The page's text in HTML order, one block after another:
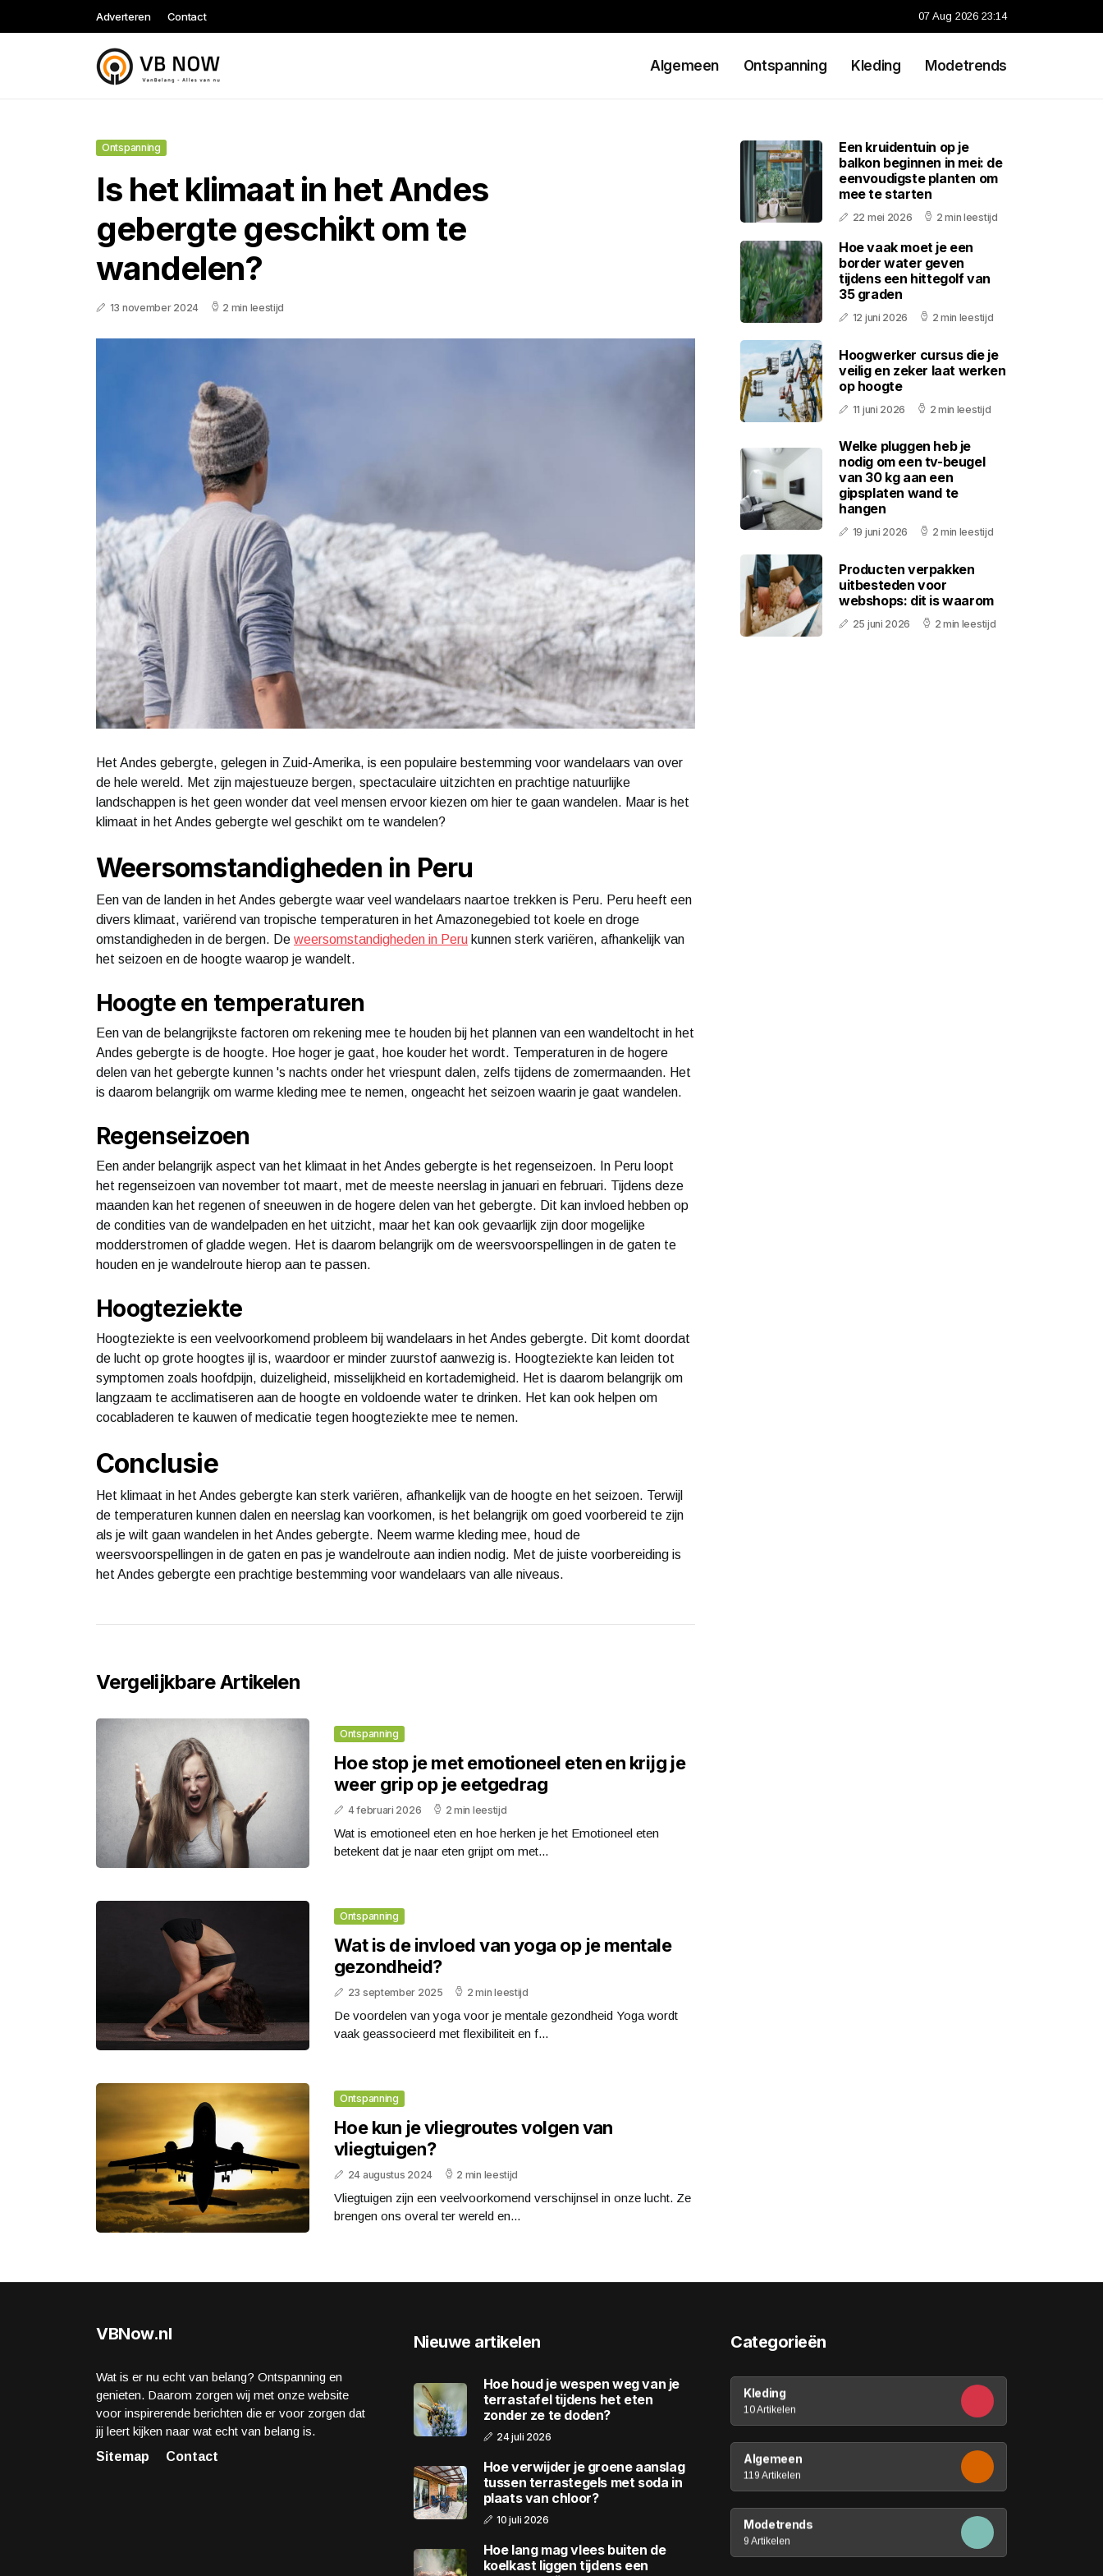
Adverteren Contact 07 Aug 2026 23:14
Algemeen Ontspanning Kleding Modetrends
Ontspanning
Is het klimaat in het Andes
gebergte geschikt om te
wandelen?
13 november 2024 2 min leestijd
Het Andes gebergte, gelegen in Zuid-Amerika, is een populaire bestemming voor wandelaars van over
de hele wereld. Met zijn majestueuze bergen, spectaculaire uitzichten en prachtige natuurlijke
landschappen is het geen wonder dat veel mensen ervoor kiezen om hier te gaan wandelen. Maar is het
klimaat in het Andes gebergte wel geschikt om te wandelen?
Weersomstandigheden in Peru
Een van de landen in het Andes gebergte waar veel wandelaars naartoe trekken is Peru. Peru heeft een
divers klimaat, variërend van tropische temperaturen in het Amazonegebied tot koele en droge
omstandigheden in de bergen. De weersomstandigheden in Peru kunnen sterk variëren, afhankelijk van
het seizoen en de hoogte waarop je wandelt.
Hoogte en temperaturen
Een van de belangrijkste factoren om rekening mee te houden bij het plannen van een wandeltocht in het
Andes gebergte is de hoogte. Hoe hoger je gaat, hoe kouder het wordt. Temperaturen in de hogere
delen van het gebergte kunnen 's nachts onder het vriespunt dalen, zelfs tijdens de zomermaanden. Het
is daarom belangrijk om warme kleding mee te nemen, ongeacht het seizoen waarin je gaat wandelen.
Regenseizoen
Een ander belangrijk aspect van het klimaat in het Andes gebergte is het regenseizoen. In Peru loopt
het regenseizoen van november tot maart, met de meeste neerslag in januari en februari. Tijdens deze
maanden kan het regenen of sneeuwen in de hogere delen van het gebergte. Dit kan invloed hebben op
de condities van de wandelpaden en het uitzicht, maar het kan ook gevaarlijk zijn door mogelijke
modderstromen of gladde wegen. Het is daarom belangrijk om de weersvoorspellingen in de gaten te
houden en je wandelroute hierop aan te passen.
Hoogteziekte
Hoogteziekte is een veelvoorkomend probleem bij wandelaars in het Andes gebergte. Dit komt doordat
de lucht op grote hoogtes ijl is, waardoor er minder zuurstof aanwezig is. Hoogteziekte kan leiden tot
symptomen zoals hoofdpijn, duizeligheid, misselijkheid en kortademigheid. Het is daarom belangrijk om
langzaam te acclimatiseren aan de hoogte en voldoende water te drinken. Het kan ook helpen om
cocabladeren te kauwen of medicatie tegen hoogteziekte mee te nemen.
Conclusie
Het klimaat in het Andes gebergte kan sterk variëren, afhankelijk van de hoogte en het seizoen. Terwijl
de temperaturen kunnen dalen en neerslag kan voorkomen, is het belangrijk om goed voorbereid te zijn
als je wilt gaan wandelen in het Andes gebergte. Neem warme kleding mee, houd de
weersvoorspellingen in de gaten en pas je wandelroute aan indien nodig. Met de juiste voorbereiding is
het Andes gebergte een prachtige bestemming voor wandelaars van alle niveaus.
Vergelijkbare Artikelen
Ontspanning
Hoe stop je met emotioneel eten en krijg je
weer grip op je eetgedrag
4 februari 2026 2 min leestijd
Wat is emotioneel eten en hoe herken je het Emotioneel eten
betekent dat je naar eten grijpt om met...
Ontspanning
Wat is de invloed van yoga op je mentale
gezondheid?
23 september 2025 2 min leestijd
De voordelen van yoga voor je mentale gezondheid Yoga wordt
vaak geassocieerd met flexibiliteit en f...
Ontspanning
Hoe kun je vliegroutes volgen van
vliegtuigen?
24 augustus 2024 2 min leestijd
Vliegtuigen zijn een veelvoorkomend verschijnsel in onze lucht. Ze
brengen ons overal ter wereld en...
Een kruidentuin op je
balkon beginnen in mei: de
eenvoudigste planten om
mee te starten
22 mei 2026 2 min leestijd
Hoe vaak moet je een
border water geven
tijdens een hittegolf van
35 graden
12 juni 2026 2 min leestijd
Hoogwerker cursus die je
veilig en zeker laat werken
op hoogte
11 juni 2026 2 min leestijd
Welke pluggen heb je
nodig om een tv-beugel
van 30 kg aan een
gipsplaten wand te
hangen
19 juni 2026 2 min leestijd
Producten verpakken
uitbesteden voor
webshops: dit is waarom
25 juni 2026 2 min leestijd
VBNow.nl
Wat is er nu echt van belang? Ontspanning en
genieten. Daarom zorgen wij met onze website
voor inspirerende berichten die er voor zorgen dat
jij leert kijken naar wat echt van belang is.
Sitemap
Contact
Nieuwe artikelen
Hoe houd je wespen weg van je
terrastafel tijdens het eten
zonder ze te doden?
24 juli 2026
Hoe verwijder je groene aanslag
tussen terrastegels met soda in
plaats van chloor?
10 juli 2026
Hoe lang mag vlees buiten de
koelkast liggen tijdens een
Categorieën
Kleding
10 Artikelen
Algemeen
119 Artikelen
Modetrends
9 Artikelen